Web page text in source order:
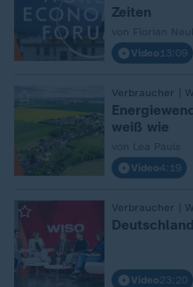
Zeiten
Video 13:09
Verbraucher |
weiß wie
Video4:19
Verbraucher |
Video23:20